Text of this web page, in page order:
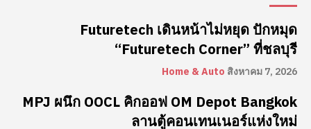
Futuretech เดินหน้าไม่หยุด ปักหมุด
“Futuretech Corner” ที่ชลบุรี
Home & Auto สิงหาคม 7, 2026
MPJ ผนึก OOCL คิกออฟ OM Depot Bangkok
ลานตู้คอนเทนเนอร์แห่งใหม่